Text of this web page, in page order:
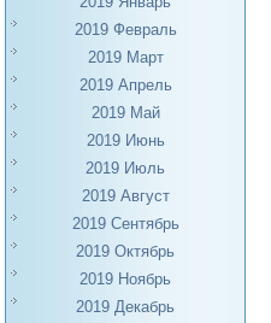
2019 Февраль
2019 Март
2019 Апрель
2019 Май
2019 Июнь
2019 Июль
2019 Август
2019 Сентябрь
2019 Октябрь
2019 Ноябрь
2019 Декабрь